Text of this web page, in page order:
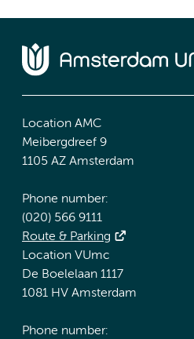
Location AMC
Meibergdreef 9
1105 AZ Amsterdam
Phone number:
(020) 566 9111
Route & Parking
Location VUmc
De Boelelaan 1117
1081 HV Amsterdam
Phone number: